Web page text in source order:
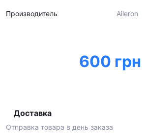
Производитель Aileron
600 грн
Доставка
Отправка товара в день заказа